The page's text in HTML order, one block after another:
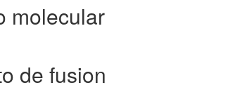
molecular
de fusion